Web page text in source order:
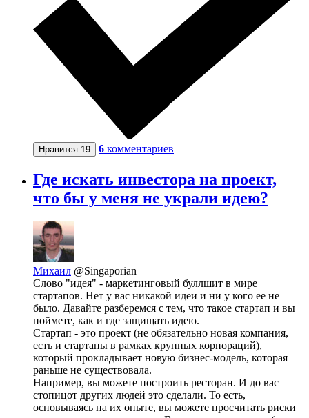
Нравится 19 6 комментариев
Где искать инвестора на проект,
что бы у меня не украли идею?
Михаил @Singaporian
Слово "идея" - маркетинговый буллшит в мире
стартапов. Нет у вас никакой идеи и ни у кого ее не
было. Давайте разберемся с тем, что такое стартап и вы
поймете, как и где защищать идею.
Стартап - это проект (не обязательно новая компания,
есть и стартапы в рамках крупных корпораций),
который прокладывает новую бизнес-модель, которая
раньше не существовала.
Например, вы можете построить ресторан. И до вас
стопицот других людей это сделали. То есть,
основываясь на их опыте, вы можете просчитать риски